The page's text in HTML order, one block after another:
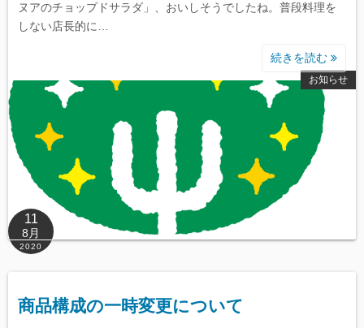
お知らせ
11
8月
2020
ヌアのチョップドサラダ」、おいしそうでしたね。普段料理を
しない店長的に…
続きを読む
商品構成の一時変更について